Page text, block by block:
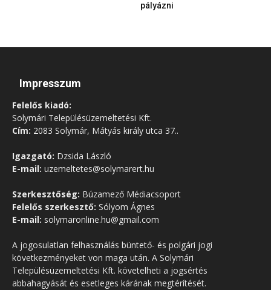
pályázni
Impresszum
Felelős kiadó:
Solymári Településüzemeltetési Kft.
Cím: 2083 Solymár, Mátyás király utca 37..
Igazgató: Dzsida László
E-mail: uzemeltetes@solymarert.hu
Szerkesztőség: Búzamező Médiacsoport
Felelős szerkesztő: Sólyom Ágnes
E-mail: solymaronline.hu@gmail.com
A jogosulatlan felhasználás büntető- és polgári jogi
következményeket von maga után. A Solymári
Településüzemeltetési Kft. követelheti a jogsértés
abbahagyását és esetleges kárának megtérítését.